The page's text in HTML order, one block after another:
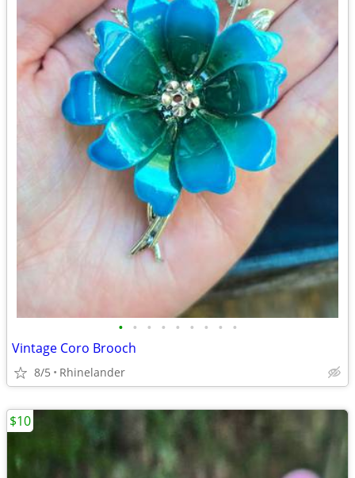
• • • • • • • • •
Vintage Coro Brooch
8/5 Rhinelander
$10